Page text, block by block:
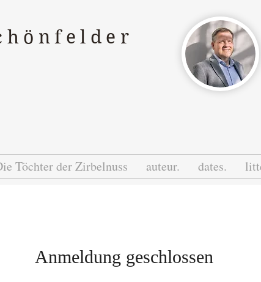
Töchter der Zirbelnuss auteur. dates.
Anmeldung geschlossen